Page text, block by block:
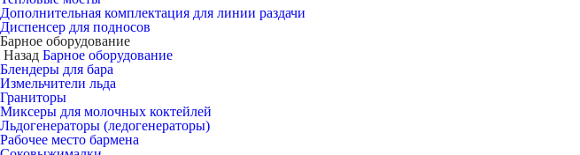
Дополнительная комплектация для линии раздачи
Диспенсер для подносов
Барное оборудование
Назад Барное оборудование
Блендеры для бара
Измельчители льда
Граниторы
Миксеры для молочных коктейлей
Льдогенераторы (ледогенераторы)
Рабочее место бармена